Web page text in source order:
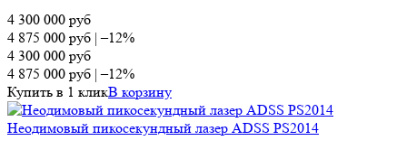
4 300 000 руб
4 875 000 руб |–12%
4 300 000 руб
4 875 000 руб |–12%
Купить в 1 кликВ корзину
Неодимовый пикосекундный лазер ADSS PS2014